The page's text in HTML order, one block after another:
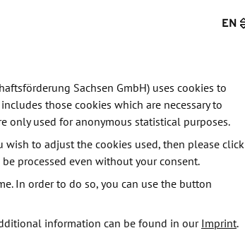
Sunfire seine
von Amazon
CO
Fund in
Worldwide
im europäischen
Beitrag zu
Elektrolyse-
195
Projects of Common
EN
Sachsen GmbH) uses cookies to
those cookies which are necessary to
only used for anonymous statistical purposes.
wish to adjust the cookies used, then please click
processed even without your consent.
In order to do so, you can use the button
information can be found in our Imprint.